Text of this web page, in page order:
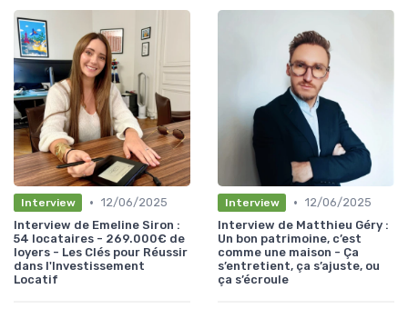
Interview • 12/06/2025
Interview de Emeline Siron :
54 locataires - 269.000€ de
loyers - Les Clés pour Réussir
dans l'Investissement
Locatif
Interview • 12/06/2025
Interview de Matthieu Géry :
Un bon patrimoine, c’est
comme une maison - Ça
s’entretient, ça s’ajuste, ou
ça s’écroule